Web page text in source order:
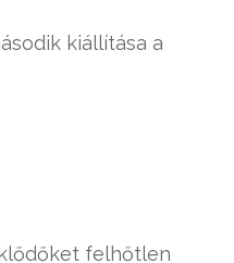
kiállítása a
felhőtlen